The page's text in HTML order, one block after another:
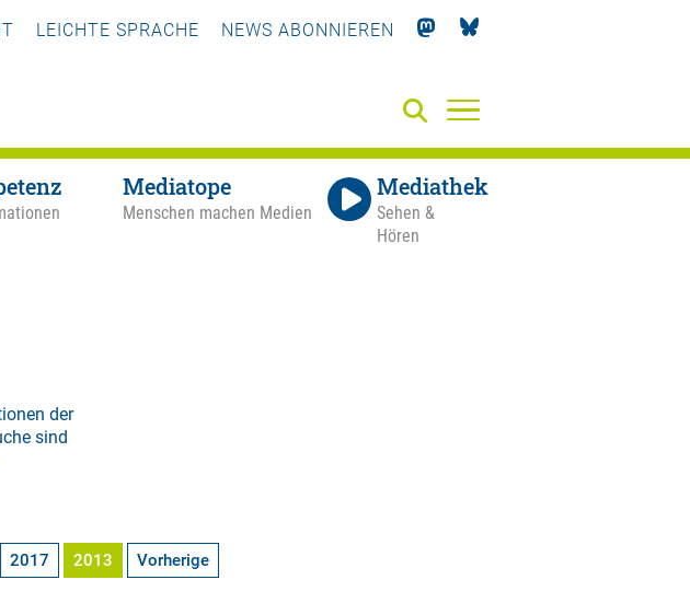
LEICHTE SPRACHE NEWS ABONNIEREN
Mediatope
Menschen machen Medien
Mediathek
Sehen &
Hören
der
sind
2017 2013 Vorherige